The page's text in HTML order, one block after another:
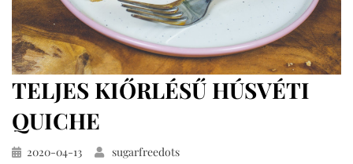
TELJES KIŐRLÉSŰ HÚSVÉTI
QUICHE
Közzétéve
2020-04-13 sugarfreedots